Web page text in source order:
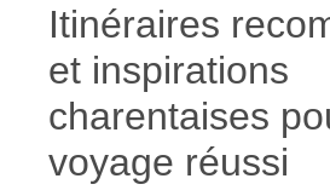
Itinéraires
et inspirations
charentaises
voyage réussi